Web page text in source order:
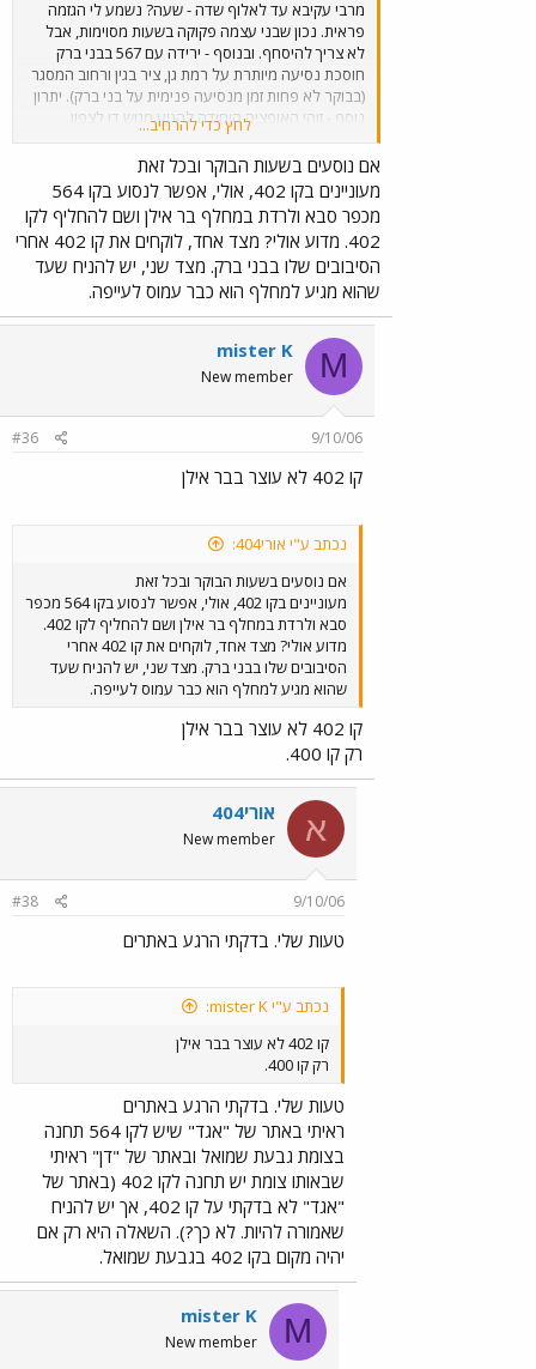
מרבי עקיבא עד לאלוף שדה - שעה? נשמע לי הגזמה
פראית. נכון שבני עצמה פקוקה בשעות מסוימות, אבל
לא צריך להיסחף. ובנוסף - ירידה עם 567 בבני ברק
חוסכת נסיעה מיותרת על רמת גן, ציר בגין ורחוב המסגר
(בבוקר לא פחות זמן מנסיעה פנימית על בני ברק). יתרון
נוסף - זוהי האופציה היחידה להגיע מגוש דן לצפון
ירושלים בקו אחד. ועוד יתרון על האופציה התל אביבית
והרכבתית - זהו המסלול הזול ביותר בין הנקודות. ראוי לא
לזלזל ברעיון, במיוחד לאור העובדה שבחול המועד
התדירות של 402 מצוינת.
לחץ כדי להרחיב...
אם נוסעים בשעות הבוקר ובכל זאת
מעוניינים בקו 402, אולי, אפשר לנסוע בקו 564
מכפר סבא ולרדת במחלף בר אילן ושם להחליף לקו
402. מדוע אולי? מצד אחד, לוקחים את קו 402 אחרי
הסיבובים שלו בבני ברק. מצד שני, יש להניח שעד
שהוא מגיע למחלף הוא כבר עמוס לעייפה.
M
mister K
New member
9/10/06
#36
קו 402 לא עוצר בבר אילן
נכתב ע"י אורי404:
אם נוסעים בשעות הבוקר ובכל זאת
מעוניינים בקו 402, אולי, אפשר לנסוע בקו 564 מכפר
סבא ולרדת במחלף בר אילן ושם להחליף לקו 402.
מדוע אולי? מצד אחד, לוקחים את קו 402 אחרי
הסיבובים שלו בבני ברק. מצד שני, יש להניח שעד
שהוא מגיע למחלף הוא כבר עמוס לעייפה.
קו 402 לא עוצר בבר אילן
רק קו 400.
א אורי404
New member
9/10/06
#38
טעות שלי. בדקתי הרגע באתרים
נכתב ע"י mister K:
קו 402 לא עוצר בבר אילן
רק קו 400.
טעות שלי. בדקתי הרגע באתרים
ראיתי באתר של "אגד" שיש לקו 564 תחנה
בצומת גבעת שמואל ובאתר של "דן" ראיתי
שבאותו צומת יש תחנה לקו 402 (באתר של
"אגד" לא בדקתי על קו 402, אך יש להניח
שאמורה להיות. לא כך?). השאלה היא רק אם
יהיה מקום בקו 402 בגבעת שמואל.
M
mister K
New member